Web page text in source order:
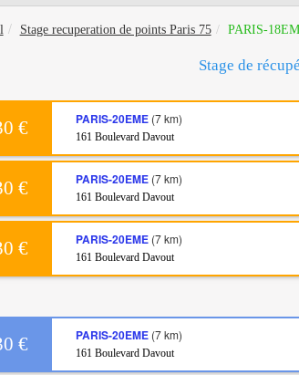
Stage recuperation de points Paris 75 PARIS-
Stage de
€ PARIS-20EME(7 km)
161 Boulevard Davout
€ PARIS-20EME(7 km)
161 Boulevard Davout
€ PARIS-20EME(7 km)
161 Boulevard Davout
€ PARIS-20EME(7 km)
161 Boulevard Davout